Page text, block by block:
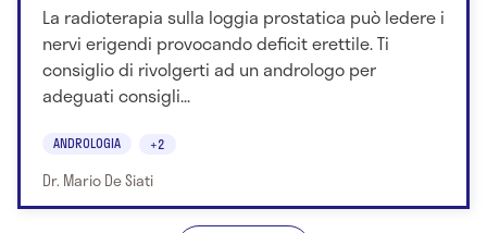
La radioterapia sulla loggia prostatica può ledere i
nervi erigendi provocando deficit erettile. Ti
consiglio di rivolgerti ad un andrologo per
adeguati consigli...
ANDROLOGIA +2
Dr. Mario De Siati